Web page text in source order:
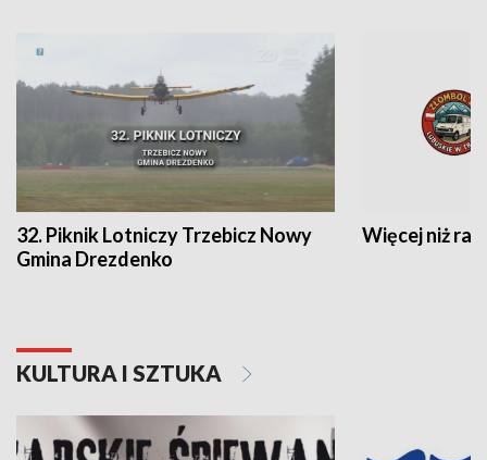
32. Piknik Lotniczy Trzebicz Nowy
Gmina Drezdenko
Więcej niż rajd
KULTURA I SZTUKA